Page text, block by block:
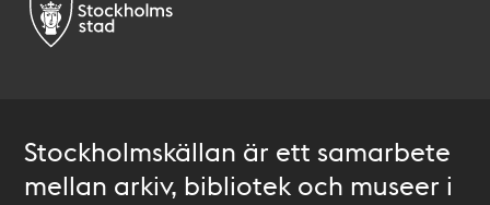
Stockholmskällan är ett samarbete
mellan arkiv, bibliotek och museer i